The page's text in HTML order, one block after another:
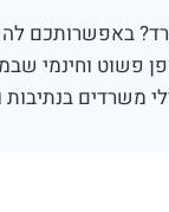
באפשרותכם
פשוט וחינמי
משרדים בנתיבות